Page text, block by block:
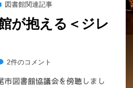
＜
結
果
の
図書館関連記事
が抱える＜ジレ
上
市
2件のコメント
図書館協議会を傍聴しまし